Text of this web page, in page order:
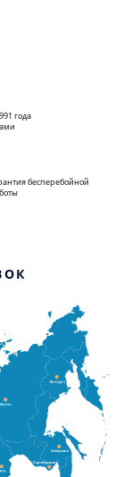
года
бесперебойной